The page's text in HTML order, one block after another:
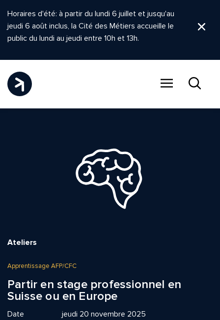
Horaires d'été: à partir du lundi 6 juillet et jusqu'au
jeudi 6 août inclus, la Cité des Métiers accueille le
public du lundi au jeudi entre 10h et 13h.
Ateliers
Apprentissage AFP/CFC
Partir en stage professionnel en
Suisse ou en Europe
Date
jeudi 20 novembre 2025